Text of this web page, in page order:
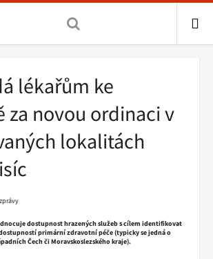
lékařům ke
za novou ordinaci v
lokalitách
dostupnost hrazených služeb s cílem identifikovat
primární zdravotní péče (typicky se jedná o
Čech či Moravskoslezského kraje).